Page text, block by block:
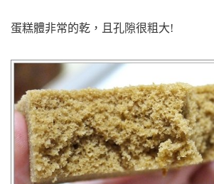
蛋糕體非常的乾，且孔隙很粗大!